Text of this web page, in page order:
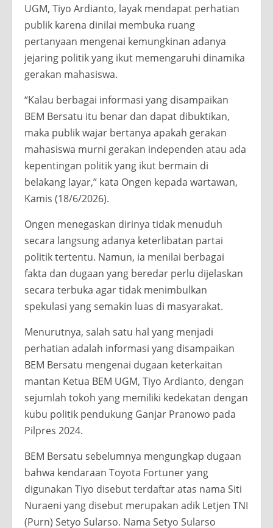
UGM, Tiyo Ardianto, layak mendapat perhatian
publik karena dinilai membuka ruang
pertanyaan mengenai kemungkinan adanya
jejaring politik yang ikut memengaruhi dinamika
gerakan mahasiswa.
“Kalau berbagai informasi yang disampaikan
BEM Bersatu itu benar dan dapat dibuktikan,
maka publik wajar bertanya apakah gerakan
mahasiswa murni gerakan independen atau ada
kepentingan politik yang ikut bermain di
belakang layar,” kata Ongen kepada wartawan,
Kamis (18/6/2026).
Ongen menegaskan dirinya tidak menuduh
secara langsung adanya keterlibatan partai
politik tertentu. Namun, ia menilai berbagai
fakta dan dugaan yang beredar perlu dijelaskan
secara terbuka agar tidak menimbulkan
spekulasi yang semakin luas di masyarakat.
Menurutnya, salah satu hal yang menjadi
perhatian adalah informasi yang disampaikan
BEM Bersatu mengenai dugaan keterkaitan
mantan Ketua BEM UGM, Tiyo Ardianto, dengan
sejumlah tokoh yang memiliki kedekatan dengan
kubu politik pendukung Ganjar Pranowo pada
Pilpres 2024.
BEM Bersatu sebelumnya mengungkap dugaan
bahwa kendaraan Toyota Fortuner yang
digunakan Tiyo disebut terdaftar atas nama Siti
Nuraeni yang disebut merupakan adik Letjen TNI
(Purn) Setyo Sularso. Nama Setyo Sularso